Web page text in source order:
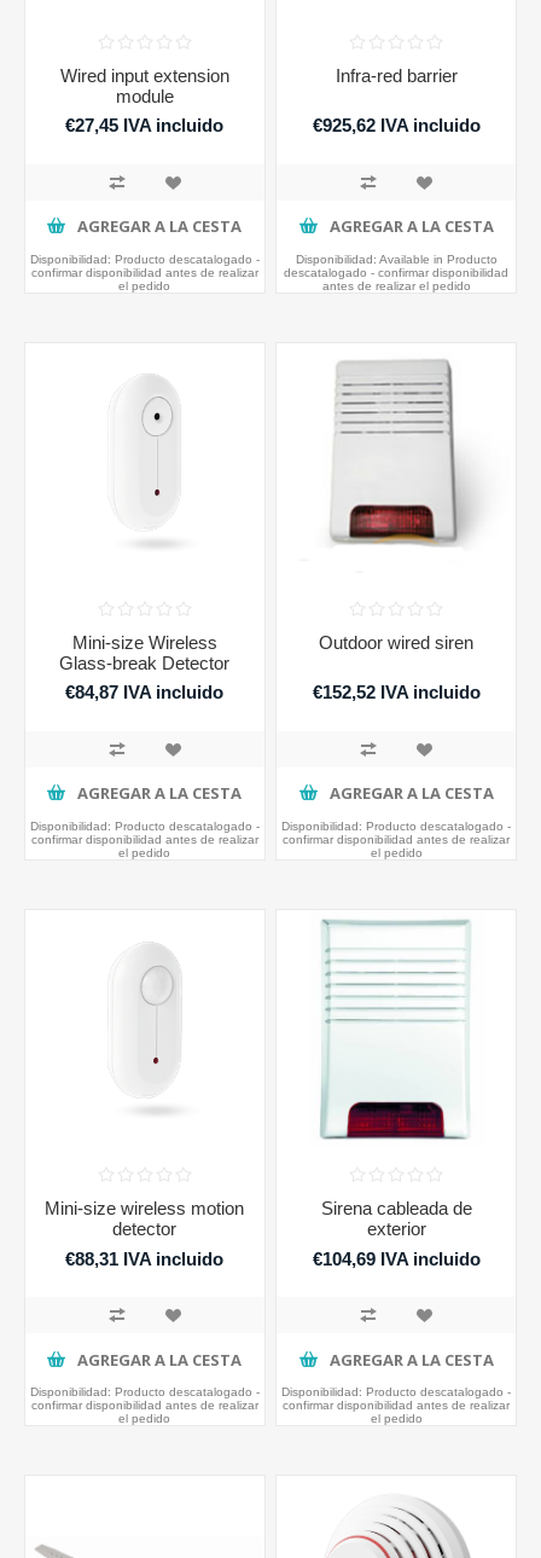
Wired input extension
module
€27,45 IVA incluido
AGREGAR A LA CESTA
Disponibilidad: Producto descatalogado -
confirmar disponibilidad antes de realizar
el pedido
Infra-red barrier
€925,62 IVA incluido
AGREGAR A LA CESTA
Disponibilidad: Available in Producto
descatalogado - confirmar disponibilidad
antes de realizar el pedido
Mini-size Wireless
Glass-break Detector
€84,87 IVA incluido
AGREGAR A LA CESTA
Disponibilidad: Producto descatalogado -
confirmar disponibilidad antes de realizar
el pedido
Outdoor wired siren
€152,52 IVA incluido
AGREGAR A LA CESTA
Disponibilidad: Producto descatalogado -
confirmar disponibilidad antes de realizar
el pedido
Mini-size wireless motion
detector
€88,31 IVA incluido
AGREGAR A LA CESTA
Disponibilidad: Producto descatalogado -
confirmar disponibilidad antes de realizar
el pedido
Sirena cableada de
exterior
€104,69 IVA incluido
AGREGAR A LA CESTA
Disponibilidad: Producto descatalogado -
confirmar disponibilidad antes de realizar
el pedido